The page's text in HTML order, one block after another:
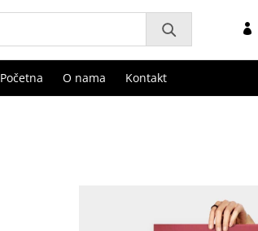
Početna O nama Kontakt